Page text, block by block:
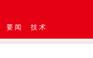
要闻 技术